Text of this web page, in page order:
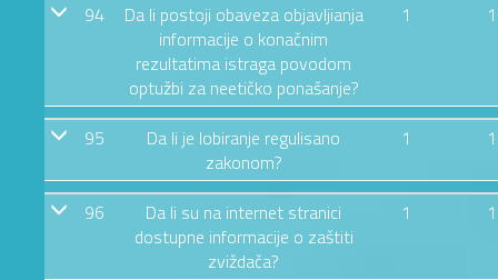
94
Da li postoji obaveza objavljianja
informacije o konačnim
rezultatima istraga povodom
optužbi za neetičko ponašanje?
1 1
95
Da li je lobiranje regulisano
zakonom?
1 1
96
Da li su na internet stranici
dostupne informacije o zaštiti
zviždača?
1 1